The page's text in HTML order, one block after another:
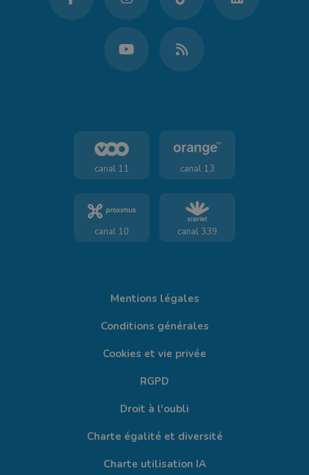
canal 11 canal 13
canal 10 canal 339
Mentions légales
Conditions générales
Cookies et vie privée
RGPD
Droit à l'oubli
Charte égalité et diversité
Charte utilisation IA